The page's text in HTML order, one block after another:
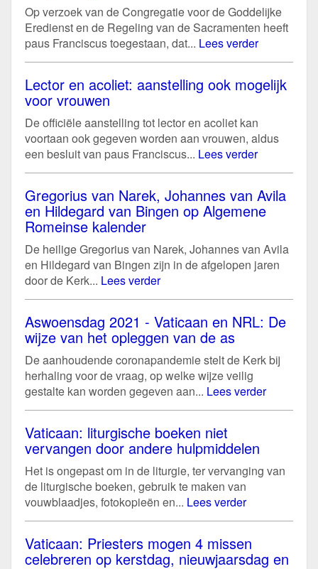
Op verzoek van de Congregatie voor de Goddelijke
Eredienst en de Regeling van de Sacramenten heeft
paus Franciscus toegestaan, dat... Lees verder
Lector en acoliet: aanstelling ook mogelijk
voor vrouwen
De officiële aanstelling tot lector en acoliet kan
voortaan ook gegeven worden aan vrouwen, aldus
een besluit van paus Franciscus... Lees verder
Gregorius van Narek, Johannes van Avila
en Hildegard van Bingen op Algemene
Romeinse kalender
De heilige Gregorius van Narek, Johannes van Avila
en Hildegard van Bingen zijn in de afgelopen jaren
door de Kerk... Lees verder
Aswoensdag 2021 - Vaticaan en NRL: De
wijze van het opleggen van de as
De aanhoudende coronapandemie stelt de Kerk bij
herhaling voor de vraag, op welke wijze veilig
gestalte kan worden gegeven aan... Lees verder
Vaticaan: liturgische boeken niet
vervangen door andere hulpmiddelen
Het is ongepast om in de liturgie, ter vervanging van
de liturgische boeken, gebruik te maken van
vouwblaadjes, fotokopieën en... Lees verder
Vaticaan: Priesters mogen 4 missen
celebreren op kerstdag, nieuwjaarsdag en